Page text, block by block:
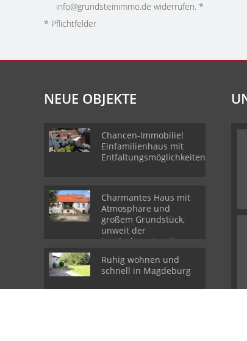
info@grundsteinimmo.de widerrufen. *
* Pflichtfelder
NEUE OBJEKTE
Chancen-Immobilie!
Einfamilienhaus mit
Entfaltungsmöglichkeiten.
Charmantes Haus mit
Atmosphäre und
großem Grundstück,
unweit der
Landeshauptstadt
Ruhig wohnen und
schnell in Magdeburg